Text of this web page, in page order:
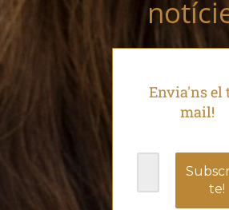
Envia'ns el
mail!